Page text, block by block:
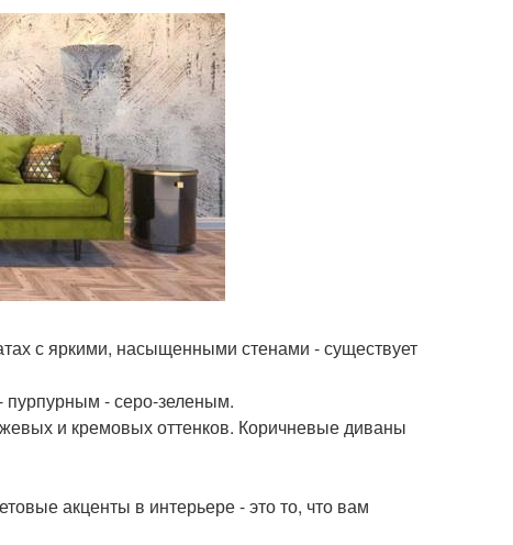
с яркими, насыщенными стенами - существует
- серо-зеленым.
и кремовых оттенков. Коричневые диваны
акценты в интерьере - это то, что вам